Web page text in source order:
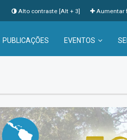
Aumentar
Alto contraste [Alt + 3]
PUBLICAÇÕES EVENTOS